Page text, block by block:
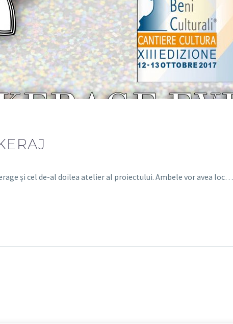
și cel de-al doilea atelier al proiectului. Ambele vor avea loc…